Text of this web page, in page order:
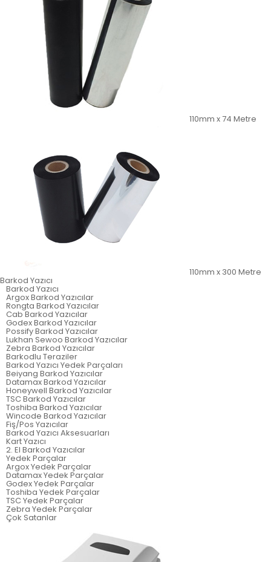
110mm x 74 Metre
110mm x 300 Metre
Barkod Yazıcı
Barkod Yazıcı
Argox Barkod Yazıcılar
Rongta Barkod Yazıcılar
Cab Barkod Yazıcılar
Godex Barkod Yazıcılar
Possify Barkod Yazıcılar
Lukhan Sewoo Barkod Yazıcılar
Zebra Barkod Yazıcılar
Barkodlu Teraziler
Barkod Yazıcı Yedek Parçaları
Beiyang Barkod Yazıcılar
Datamax Barkod Yazıcılar
Honeywell Barkod Yazıcılar
TSC Barkod Yazıcılar
Toshiba Barkod Yazıcılar
Wincode Barkod Yazıcılar
Fiş/Pos Yazıcılar
Barkod Yazıcı Aksesuarları
Kart Yazıcı
2. El Barkod Yazıcılar
Yedek Parçalar
Argox Yedek Parçalar
Datamax Yedek Parçalar
Godex Yedek Parçalar
Toshiba Yedek Parçalar
TSC Yedek Parçalar
Zebra Yedek Parçalar
Çok Satanlar